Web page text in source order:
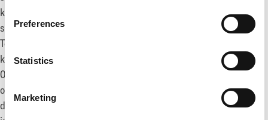
Preferences
Statistics
Marketing
konsulter till andra företag världen över genom sina
spelutvecklingsdivisioner Daybreak Games, Piranha Games,
Toadman Studios och Big Blue Bubble. Dessutom har
koncernens marknadsavdelning Petrol bidragit till att släppa 2
000+ titlar, varav många världsberömda varumärken såsom Call
of Duty, Destiny och Elden Ring. Koncernens förläggar- och
distributionsavdelningar Fireshine Games besitter expertis